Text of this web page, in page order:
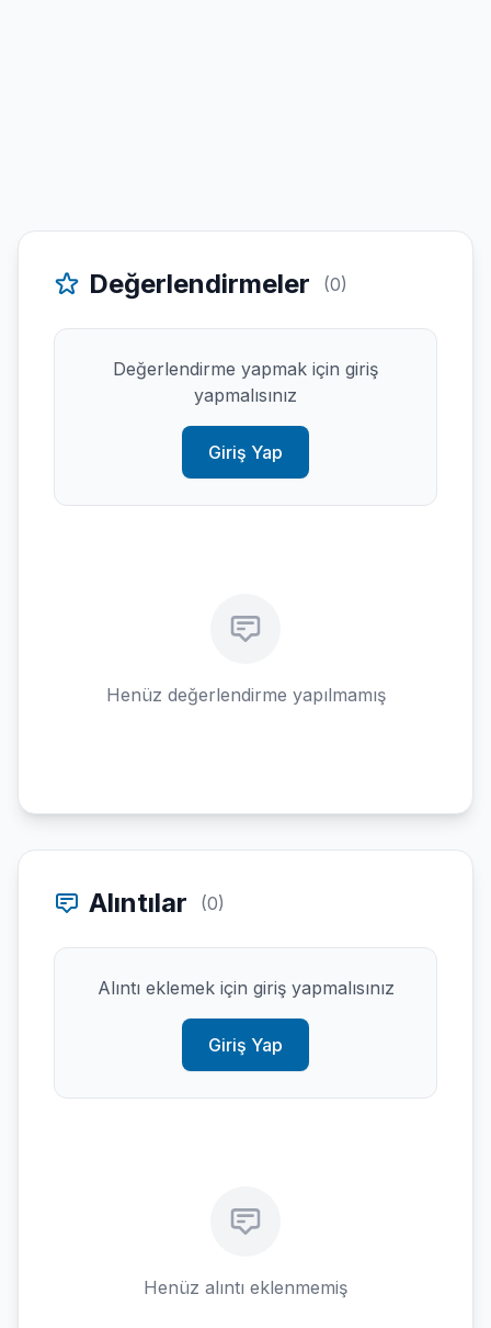
Değerlendirmeler (0)
Değerlendirme yapmak için giriş
yapmalısınız
Giriş Yap
Henüz değerlendirme yapılmamış
Alıntılar (0)
Alıntı eklemek için giriş yapmalısınız
Giriş Yap
Henüz alıntı eklenmemiş